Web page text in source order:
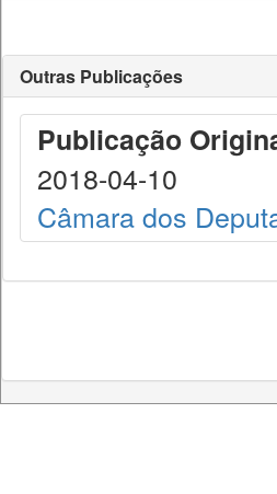
Outras Publicações
Publicação
2018-04-10
Câmara dos